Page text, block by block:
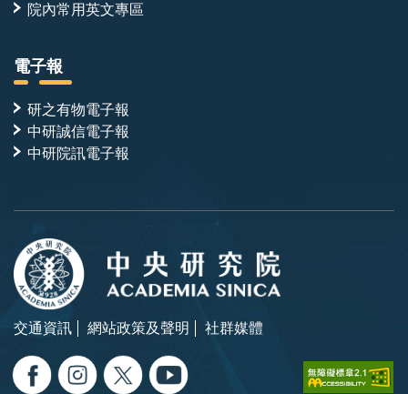
院內常用英文專區
電子報
研之有物電子報
中研誠信電子報
中研院訊電子報
交通資訊 網站政策及聲明 社群媒體